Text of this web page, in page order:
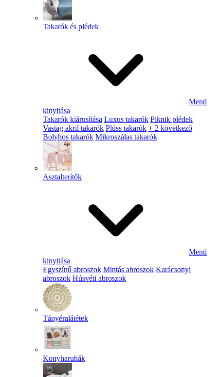
Takarók és plédek
Menü
kinyitása
Takarók kiárusítása Luxus takarók Piknik plédek
Vastag akril takarók Plüss takarók + 2 következő
Bolyhos takarók Mikroszálas takarók
Asztalterítők
Menü
kinyitása
Egyszínű abroszok Mintás abroszok Karácsonyi
abroszok Húsvéti abroszok
Tányéralátétek
Konyharuhák